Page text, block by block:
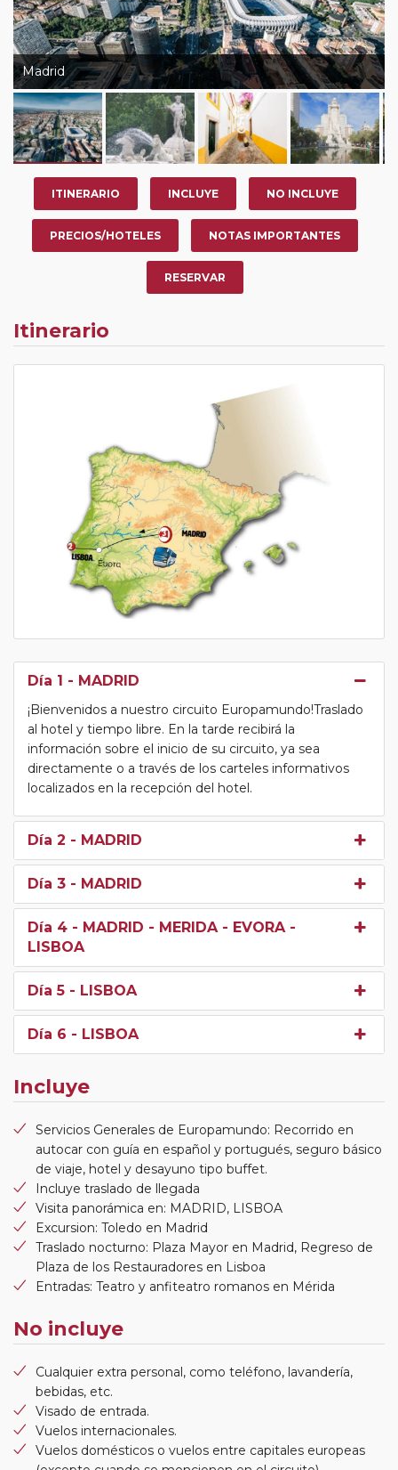
Dólares por persona. Si la parada se realiza para tomar
otro circuito del mismo proveedor no se abonará este
suplemento.
Madrid
ITINERARIO INCLUYE NO INCLUYE
PRECIOS/HOTELES NOTAS IMPORTANTES
RESERVAR
Itinerario
Día 1 - MADRID
¡Bienvenidos a nuestro circuito Europamundo!Traslado
al hotel y tiempo libre. En la tarde recibirá la
información sobre el inicio de su circuito, ya sea
directamente o a través de los carteles informativos
localizados en la recepción del hotel.
Día 2 - MADRID
Día 3 - MADRID
Día 4 - MADRID - MERIDA - EVORA -
LISBOA
Día 5 - LISBOA
Día 6 - LISBOA
Incluye
Servicios Generales de Europamundo: Recorrido en
autocar con guía en español y portugués, seguro básico
de viaje, hotel y desayuno tipo buffet.
Incluye traslado de llegada
Visita panorámica en: MADRID, LISBOA
Excursion: Toledo en Madrid
Traslado nocturno: Plaza Mayor en Madrid, Regreso de
Plaza de los Restauradores en Lisboa
Entradas: Teatro y anfiteatro romanos en Mérida
No incluye
Cualquier extra personal, como teléfono, lavandería,
bebidas, etc.
Visado de entrada.
Vuelos internacionales.
Vuelos domésticos o vuelos entre capitales europeas